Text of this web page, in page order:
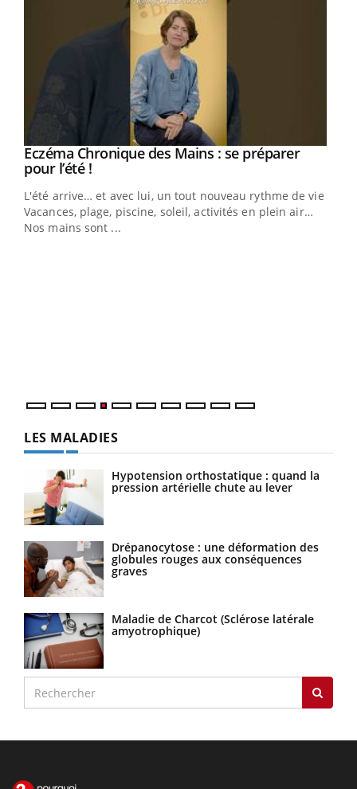
Youtube
Eczéma Chronique des Mains : se préparer
pour l’été !Youtube
L'été arrive… et avec lui, un tout nouveau rythme de vie !
Vacances, plage, piscine, soleil, activités en plein air…
Nos mains sont ...
LES MALADIES
Hypotension orthostatique : quand la
pression artérielle chute au lever
Drépanocytose : une déformation des
globules rouges aux conséquences
graves
Maladie de Charcot (Sclérose latérale
amyotrophique)